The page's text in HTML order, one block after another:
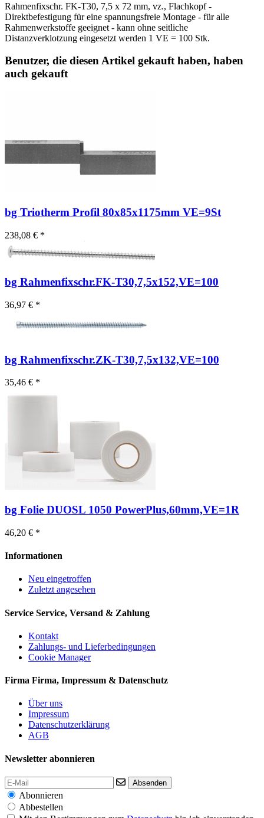
Rahmenfixschr. FK-T30, 7,5 x 72 mm, vz., Flachkopf -
Direktbefestigung für eine spannungsfreie Montage - für alle
Rahmenwerkstoffe geeignet - kann ohne seitliche
Distanzverklotzung eingesetzt werden 1 VE = 100 Stk.
Benutzer, die diesen Artikel gekauft haben, haben
auch gekauft
bg Triotherm Profil 80x85x1175mm VE=9St
238,08 € *
bg Rahmenfixschr.FK-T30,7,5x152,VE=100
36,97 € *
bg Rahmenfixschr.ZK-T30,7,5x132,VE=100
35,46 € *
bg Folie DUOSL 1050 PowerPlus,60mm,VE=1R
46,20 € *
Informationen
Neu eingetroffen
Zuletzt angesehen
Service Service, Versand & Zahlung
Kontakt
Zahlungs- und Lieferbedingungen
Cookie Manager
Firma Firma, Impressum & Datenschutz
Über uns
Impressum
Datenschutzerklärung
AGB
Newsletter abonnieren
Absenden
Abonnieren
Abbestellen